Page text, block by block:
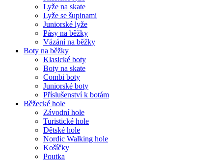
Lyže na skate
Lyže se šupinami
Juniorské lyže
Pásy na běžky
Vázání na běžky
Boty na běžky
Klasické boty
Boty na skate
Combi boty
Juniorské boty
Příslušenství k botám
Běžecké hole
Závodní hole
Turistické hole
Dětské hole
Nordic Walking hole
Košíčky
Poutka